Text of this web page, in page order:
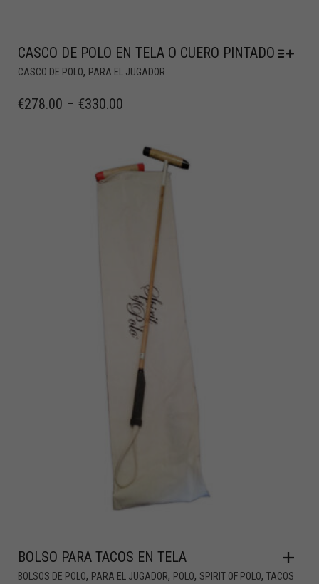
CASCO DE POLO EN TELA O CUERO PINTADO
CASCO DE POLO, PARA EL JUGADOR
€278.00 – €330.00
BOLSO PARA TACOS EN TELA
BOLSOS DE POLO, PARA EL JUGADOR, POLO, SPIRIT OF POLO, TACOS